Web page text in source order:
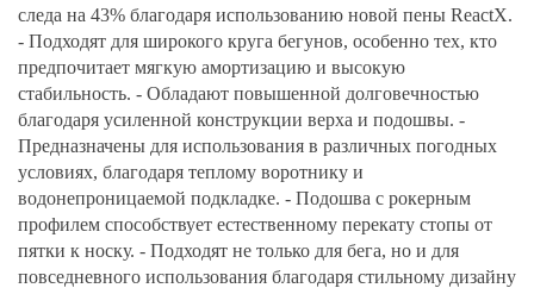
следа на 43% благодаря использованию новой пены ReactX.
- Подходят для широкого круга бегунов, особенно тех, кто
предпочитает мягкую амортизацию и высокую
стабильность. - Обладают повышенной долговечностью
благодаря усиленной конструкции верха и подошвы. -
Предназначены для использования в различных погодных
условиях, благодаря теплому воротнику и
водонепроницаемой подкладке. - Подошва с рокерным
профилем способствует естественному перекату стопы от
пятки к носку. - Подходят не только для бега, но и для
повседневного использования благодаря стильному дизайну